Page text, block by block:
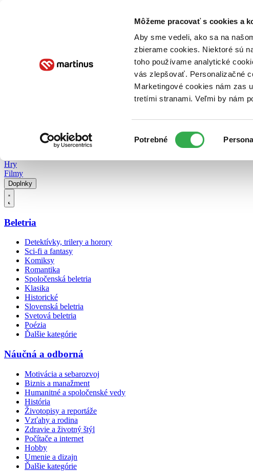
Môžeme pracovať s cookies a
Aby sme vedeli, ako sa na
zbierame cookies. Niektoré sú
toho používame analytické
vás zlepšovať. Personalizačné
Marketingové cookies nám zas
tretími stranami. Veľmi by nám
súhlasu
Potrebné
Poukážky Kontakt
Hry
Filmy
Doplnky
Beletria
Detektívky, trilery a horory
Sci-fi a fantasy
Komiksy
Romantika
Spoločenská beletria
Klasika
Historické
Slovenská beletria
Svetová beletria
Poézia
Ďalšie kategórie
Náučná a odborná
Motivácia a sebarozvoj
Biznis a manažment
Humanitné a spoločenské vedy
História
Životopisy a reportáže
Vzťahy a rodina
Zdravie a životný štýl
Počítače a internet
Hobby
Umenie a dizajn
Ďalšie kategórie